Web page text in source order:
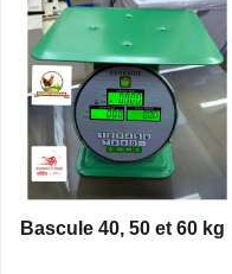
Bascule 40, 50 et 60 kg